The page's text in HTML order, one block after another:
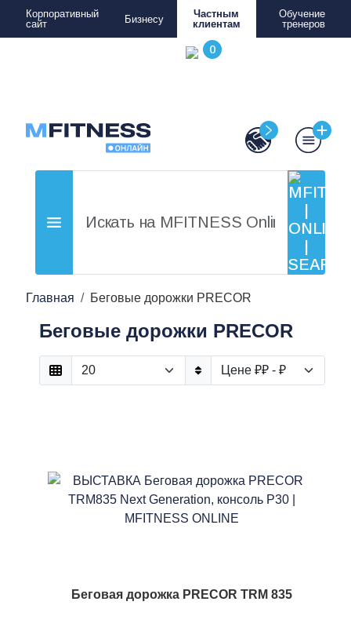
Корпоративный
сайт
Бизнесу
Частным
клиентам
Обучение
тренеров
Главная Беговые дорожки PRECOR
Беговые дорожки PRECOR
Беговая дорожка PRECOR TRM 835